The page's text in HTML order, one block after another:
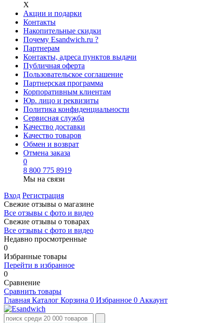
Х
Акции и подарки
Контакты
Накопительные скидки
Почему Esandwich.ru ?
Партнерам
Контакты, адреса пунктов выдачи
Публичная оферта
Пользовательское соглашение
Партнерская программа
Корпоративным клиентам
Юр. лицо и реквизиты
Политика конфиденциальности
Сервисная служба
Качество доставки
Качество товаров
Обмен и возврат
Отмена заказа
0
8 800 775 8919
Мы на связи
Вход Регистрация
Свежие отзывы о магазине
Все отзывы с фото и видео
Свежие отзывы о товарах
Все отзывы c фото и видео
Недавно просмотренные
0
Избранные товары
Перейти в избранное
0
Сравнение
Сравнить товары
Главная Каталог Корзина 0 Избранное 0 Аккаунт